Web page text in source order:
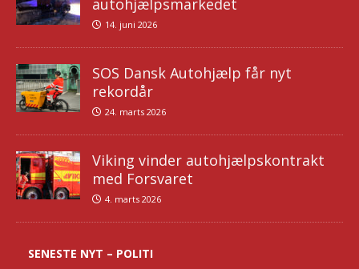
autohjælpsmarkedet
14. juni 2026
SOS Dansk Autohjælp får nyt
rekordår
24. marts 2026
Viking vinder autohjælpskontrakt
med Forsvaret
4. marts 2026
SENESTE NYT – POLITI